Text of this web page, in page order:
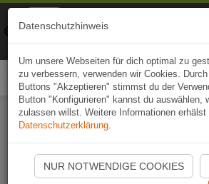
Naviki App jetzt
Datenschutzhinweis
Um unsere Webseiten für dich optimal zu
zu verbessern, verwenden wir Cookies.
Buttons "Akzeptieren" stimmst du der
Button "Konfigurieren" kannst du auswählen,
zulassen willst. Weitere Informationen erhälst
Datenschutzerklärung.
NUR NOTWENDIGE COOKIES
Naviki